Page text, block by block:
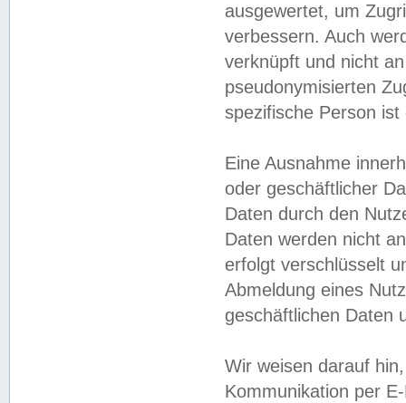
ausgewertet, um
verbessern. Auch
verknüpft und nicht
pseudonymisierten
spezifische Person
Eine Ausnahme
oder geschäftlicher
Daten durch den
Daten werden nicht
erfolgt verschlüsselt
Abmeldung eines
geschäftlichen Daten
Wir weisen darauf
Kommunikation per